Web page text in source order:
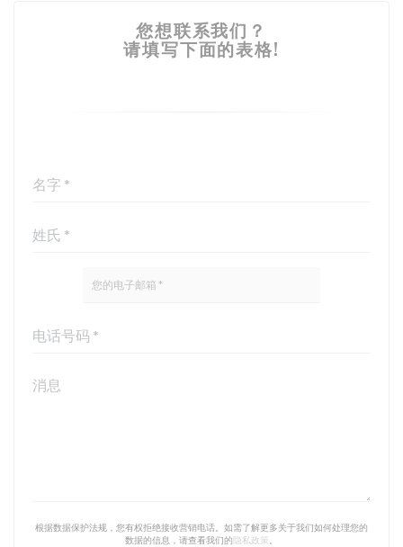
您想联系我们？
请填写下面的表格!
根据数据保护法规，您有权拒绝接收营销电话。如需了解更多关于我们如何处理您的
数据的信息，请查看我们的 隐私政策